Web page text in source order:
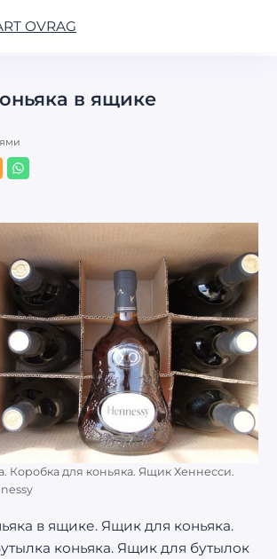
в ящике
Коробка для коньяка. Ящик Хеннесси.